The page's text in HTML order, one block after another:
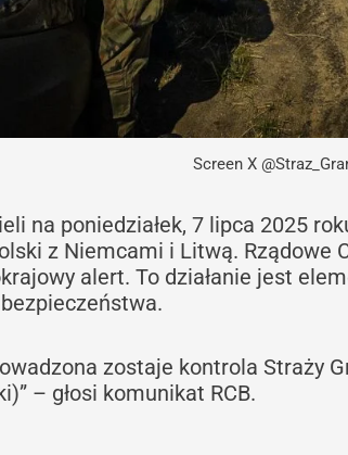
Screen X
na poniedziałek, 7 lipca 2025
z Niemcami i Litwą. Rządowe
alert. To działanie jest
zostaje kontrola Straży
– głosi komunikat RCB.